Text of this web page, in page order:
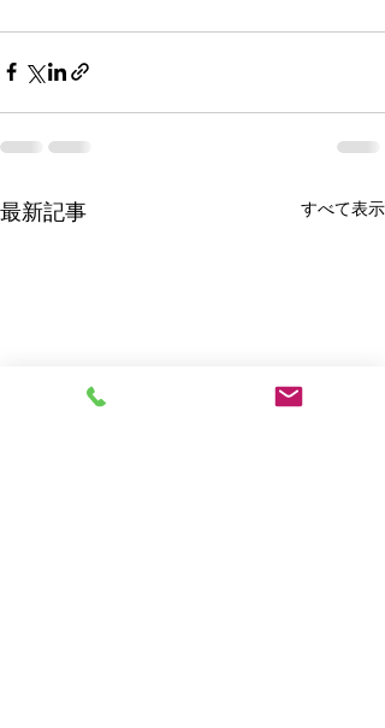
最新記事 すべて表示